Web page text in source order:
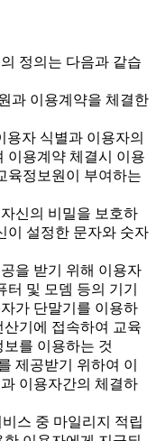
정의는 다음과 같습
과 이용계약을 체결한
자 식별과 이용자의
이용계약 체결시 이용
육정보원이 부여하는
신의 비밀을 보호하
이 설정한 문자와 숫자
을 받기 위해 이용자
및 모뎀 등의 기기
가 단말기를 이용하
기에 접속하여 교육
를 이용하는 것
제공받기 위하여 이
이용자간의 체결하
스 중 마일리지 적립